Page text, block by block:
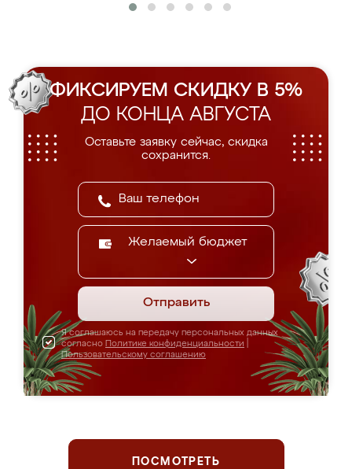
ФИКСИРУЕМ СКИДКУ В 5%
ДО КОНЦА АВГУСТА
Оставьте заявку сейчас, скидка
сохранится.
Желаемый бюджет
Отправить
Я соглашаюсь на передачу персональных данных
согласно Политике конфиденциальности
Пользовательскому соглашению
ПОСМОТРЕТЬ